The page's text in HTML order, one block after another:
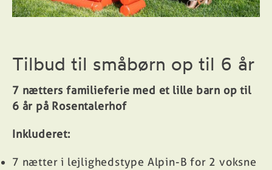
Tilbud til småbørn op til 6 år
7 nætters familieferie med et lille barn op til
6 år på Rosentalerhof
Inkluderet:
7 nætter i lejlighedstype Alpin-B for 2 voksne